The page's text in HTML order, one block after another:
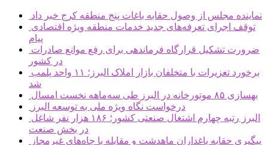
نماینده مجلس از وصول حقابه باغات پنج منطقه کرج خبر داد
پیام
در کشور
شد
بهسازی ۸۵ موتورخانه در البرز طی سه‌ماهه نخست امسال
درخواست نگاه ویژه ملی به توسعه البرز
در بخش صنعت